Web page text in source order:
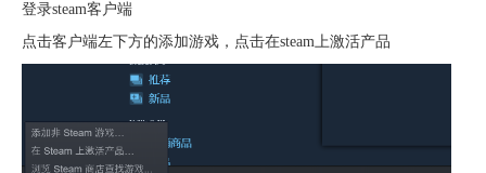
登录steam客户端
点击客户端左下方的添加游戏，点击在steam上激活产品